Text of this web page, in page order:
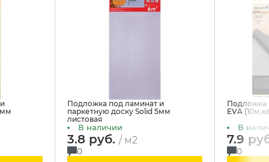
Подложка под ламинат и
паркетную доску Solid 5мм
листовая
В наличии
3.8 руб./ м2
0
Подложка
EVA
В
7.9
0